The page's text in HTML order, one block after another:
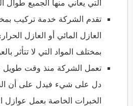
التي يعاني منها الجميع طوال
تقدم الشركة خدمة تركيب
العازل المائي أو العازل
بمختلف المواد التي لا تتأثر
تعمل الشركة منذ وقت طويل
دل على شيء فيدل على أن
الخبرات الخاصة بعمل